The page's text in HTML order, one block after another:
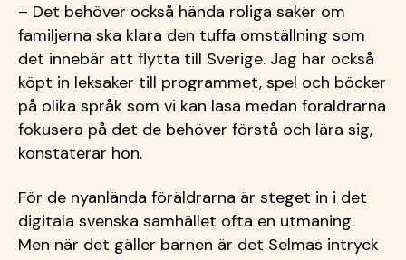
– Det behöver också hända roliga saker om
familjerna ska klara den tuffa omställning som
det innebär att flytta till Sverige. Jag har också
köpt in leksaker till programmet, spel och böcker
på olika språk som vi kan läsa medan föräldrarna
fokusera på det de behöver förstå och lära sig,
konstaterar hon.
För de nyanlända föräldrarna är steget in i det
digitala svenska samhället ofta en utmaning.
Men när det gäller barnen är det Selmas intryck